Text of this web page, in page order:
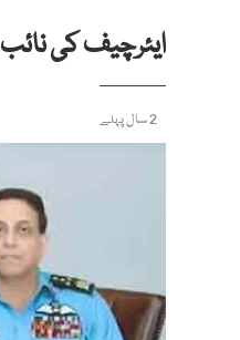
ایئرچیف کی نائب
2 سال پہلے